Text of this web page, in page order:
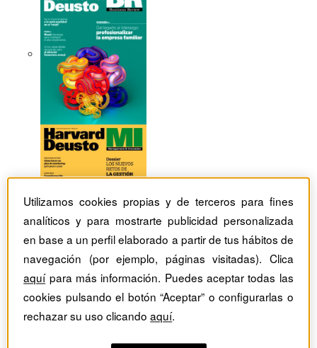
Revistas Harvard Deusto tag
Utilizamos cookies propias y de terceros para fines
analíticos y para mostrarte publicidad personalizada
en base a un perfil elaborado a partir de tus hábitos de
navegación (por ejemplo, páginas visitadas). Clica
aquípara más información. Puedes aceptar todas las
cookies pulsando el botón “Aceptar” o configurarlas o
rechazar su uso clicandoaquí.